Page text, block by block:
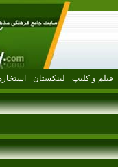
فیلم و کلیپ لینکستان استخاره